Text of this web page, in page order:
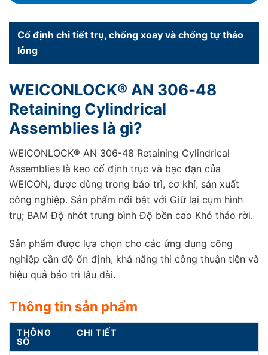
Cố định chi tiết trụ, chống xoay và chống tự tháo
lỏng
WEICONLOCK® AN 306-48
Retaining Cylindrical
Assemblies là gì?
WEICONLOCK® AN 306-48 Retaining Cylindrical
Assemblies là keo cố định trục và bạc đạn của
WEICON, được dùng trong bảo trì, cơ khí, sản xuất
công nghiệp. Sản phẩm nổi bật với Giữ lại cụm hình
trụ; BAM Độ nhớt trung bình Độ bền cao Khó tháo rời.
Sản phẩm được lựa chọn cho các ứng dụng công
nghiệp cần độ ổn định, khả năng thi công thuận tiện và
hiệu quả bảo trì lâu dài.
Thông tin sản phẩm
THÔNG
SỐ
CHI TIẾT